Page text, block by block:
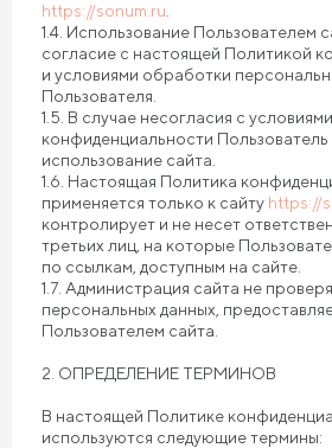
https://sonum.ru
1.4. Использование Пользователем
согласие с настоящей Политикой
и условиями обработки
Пользователя.
1.5. В случае несогласия с
конфиденциальности
использование сайта.
1.6. Настоящая Политика
применяется только к сайту https://
контролирует и не несет
третьих лиц, на которые
по ссылкам, доступным на сайте.
1.7. Администрация сайта не
персональных данных,
Пользователем сайта.
2. ОПРЕДЕЛЕНИЕ ТЕРМИНОВ
В настоящей Политике
используются следующие термины: